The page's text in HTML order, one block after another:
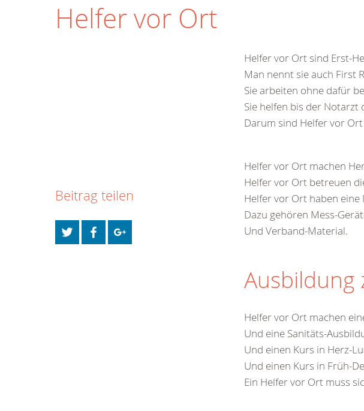
Helfer vor Ort
Helfer vor Ort sind Erst-
Man nennt sie auch First
Sie arbeiten ohne dafür
Sie helfen bis der Notarzt
Darum sind Helfer vor
Helfer vor Ort machen
Helfer vor Ort betreuen
Helfer vor Ort haben
Dazu gehören Mess-
Und Verband-Material.
Ausbildung
Helfer vor Ort machen
Und eine Sanitäts-
Und einen Kurs in Herz-
Und einen Kurs in Früh-
Ein Helfer vor Ort muss
Beitrag teilen